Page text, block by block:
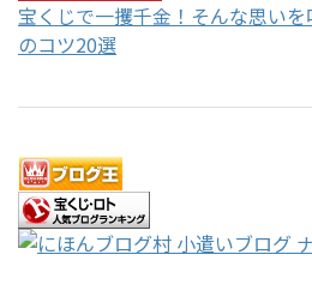
宝くじで一攫千金！そんな思い
のコツ20選